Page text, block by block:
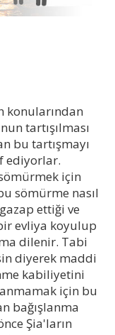
konularından
tartışılması
bu tartışmayı
ediyorlar.
için
sömürme nasıl
ettiği ve
evliya koyulup
dilenir. Tabi
diyerek maddi
kabiliyetini
için bu
bağışlanma
Şia'ların